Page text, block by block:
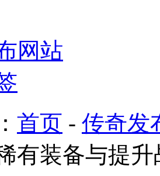
网站
首页 - 传奇发
有装备与提升